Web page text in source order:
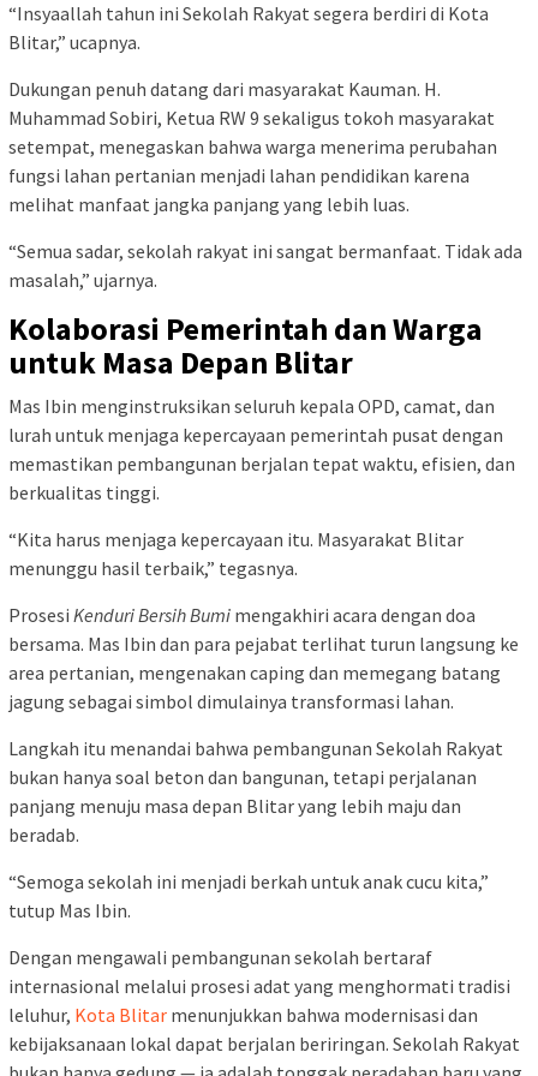
“Insyaallah tahun ini Sekolah Rakyat segera berdiri di Kota
Blitar,” ucapnya.
Dukungan penuh datang dari masyarakat Kauman. H.
Muhammad Sobiri, Ketua RW 9 sekaligus tokoh masyarakat
setempat, menegaskan bahwa warga menerima perubahan
fungsi lahan pertanian menjadi lahan pendidikan karena
melihat manfaat jangka panjang yang lebih luas.
“Semua sadar, sekolah rakyat ini sangat bermanfaat. Tidak ada
masalah,” ujarnya.
Kolaborasi Pemerintah dan Warga
untuk Masa Depan Blitar
Mas Ibin menginstruksikan seluruh kepala OPD, camat, dan
lurah untuk menjaga kepercayaan pemerintah pusat dengan
memastikan pembangunan berjalan tepat waktu, efisien, dan
berkualitas tinggi.
“Kita harus menjaga kepercayaan itu. Masyarakat Blitar
menunggu hasil terbaik,” tegasnya.
Prosesi Kenduri Bersih Bumi mengakhiri acara dengan doa
bersama. Mas Ibin dan para pejabat terlihat turun langsung ke
area pertanian, mengenakan caping dan memegang batang
jagung sebagai simbol dimulainya transformasi lahan.
Langkah itu menandai bahwa pembangunan Sekolah Rakyat
bukan hanya soal beton dan bangunan, tetapi perjalanan
panjang menuju masa depan Blitar yang lebih maju dan
beradab.
“Semoga sekolah ini menjadi berkah untuk anak cucu kita,”
tutup Mas Ibin.
Dengan mengawali pembangunan sekolah bertaraf
internasional melalui prosesi adat yang menghormati tradisi
leluhur, Kota Blitar menunjukkan bahwa modernisasi dan
kebijaksanaan lokal dapat berjalan beriringan. Sekolah Rakyat